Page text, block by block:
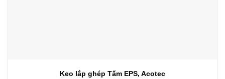
Keo lắp ghép Tấm EPS, Acotec